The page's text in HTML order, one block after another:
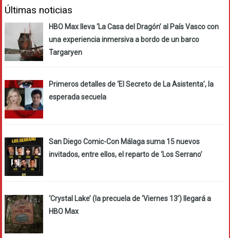
Últimas noticias
HBO Max lleva ‘La Casa del Dragón’ al País Vasco con
una experiencia inmersiva a bordo de un barco
Targaryen
Primeros detalles de ‘El Secreto de La Asistenta’, la
esperada secuela
San Diego Comic-Con Málaga suma 15 nuevos
invitados, entre ellos, el reparto de ‘Los Serrano’
‘Crystal Lake’ (la precuela de ‘Viernes 13’) llegará a
HBO Max